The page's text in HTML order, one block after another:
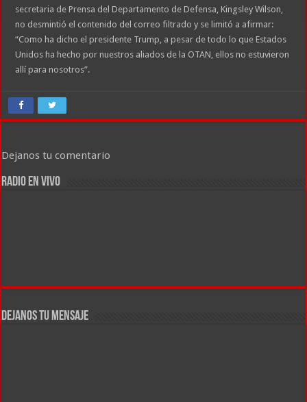
secretaria de Prensa del Departamento de Defensa, Kingsley Wilson,
no desmintió el contenido del correo filtrado y se limitó a afirmar:
“Como ha dicho el presidente Trump, a pesar de todo lo que Estados
Unidos ha hecho por nuestros aliados de la OTAN, ellos no estuvieron
allí para nosotros”.
Dejanos tu comentario
RADIO EN VIVO
DEJANOS TU MENSAJE